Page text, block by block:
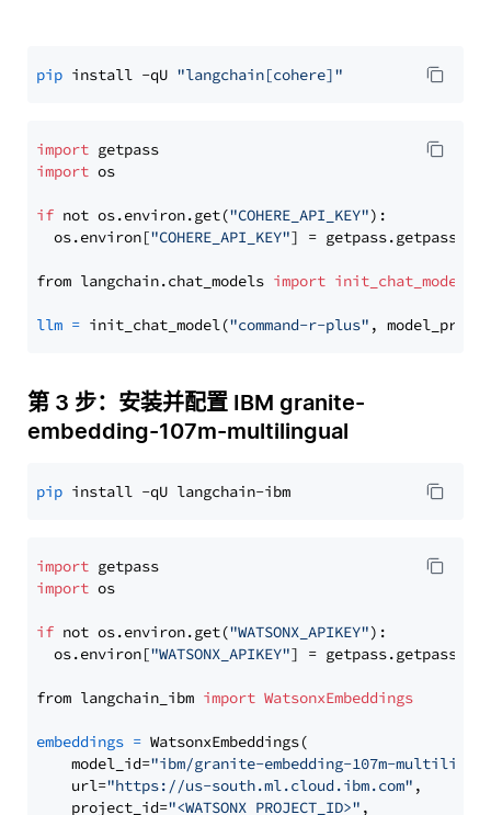
pip install -qU "langchain[cohere]"
import
import os
if not os.environ.get("COHERE_API_KEY"):
  os.environ[
"COHERE_API_KEY"] = getpass.getpass(
from langchain.chat_models import init_chat_model
llm = init_chat_model("command-r-plus" ,
第 3 步：安装并配置 IBM granite-
embedding-107m-multilingual
pip
import
import os
if not os.environ.get("WATSONX_APIKEY"):
  os.environ[
"WATSONX_APIKEY"] = getpass.getpass(
from langchain_ibm import WatsonxEmbeddings
embeddings = WatsonxEmbeddings(
    model_id=
"ibm/granite-embedding-107m-
    url=
"https://us-south.ml.cloud.ibm.com" ,
    project_id=
"<WATSONX PROJECT_ID>" ,